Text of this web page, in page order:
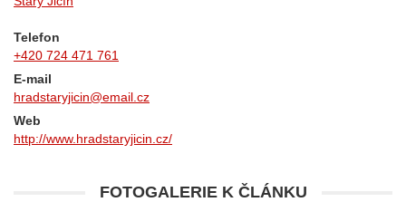
Telefon
+420 724 471 761
E-mail
hradstaryjicin@email.cz
Web
http://www.hradstaryjicin.cz/
FOTOGALERIE K ČLÁNKU